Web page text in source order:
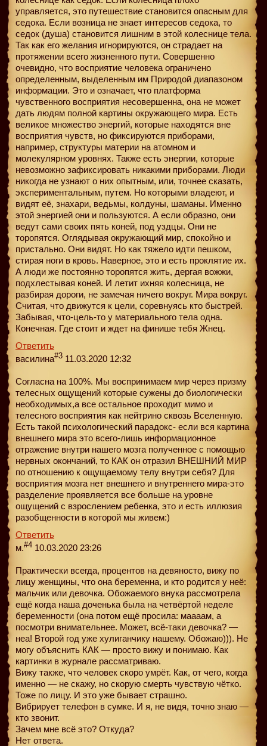
управляется, это путешествие становится опасным для
седока. Если возница не знает интересов седока, то
седок (душа) становится лишним в этой колеснице тела.
Так как его желания игнорируются, он страдает на
протяжении всего жизненного пути. Совершенно
очевидно, что восприятие человека ограничено
определенным, выделенным им Природой диапазоном
информации. Это и означает, что платформа
чувственного восприятия несовершенна, она не может
дать людям полной картины окружающего мира. Есть
великое множество энергий, которые находятся вне
восприятия чувств, но фиксируются приборами,
например, структуры материи на атомном и
молекулярном уровнях. Также есть энергии, которые
невозможно зафиксировать никакими приборами. Люди
никогда не узнают о них опытным, или, точнее сказать,
экспериментальным, путем. Но которыми владеют, и
видят её, знахари, ведьмы, колдуны, шаманы. Именно
этой энергией они и пользуются. А если образно, они
ведут сами своих пять коней, под уздцы. Они не
торопятся. Оглядывая окружающий мир, спокойно и
пристально. Они видят. Но как тяжело идти пешком,
стирая ноги в кровь. Наверное, это и есть проклятие их.
А люди же постоянно торопятся жить, дергая вожжи,
подхлестывая коней. И летит ихняя колесница, не
разбирая дороги, не замечая ничего вокруг. Мира вокруг.
Считая, что движутся к цели, соревнуясь кто быстрей.
Забывая, что-цель-то у материального тела одна.
Конечная. Где стоит и ждет на финише тебя Жнец.
Ответить
василина#3 11.03.2020 12:32
Согласна на 100%. Мы воспринимаем мир через призму
телесных ощущений которые сужены до биологически
необходимых,а все остальное проходит мимо и
телесного восприятия как нейтрино сквозь Вселенную.
Есть такой психологический парадокс- если вся картина
внешнего мира это всего-лишь информационное
отражение внутри нашего мозга полученное с помощью
нервных окончаний, то КАК он отразил ВНЕШНИЙ МИР
по отношению к ощущаемому телу внутри себя? Для
восприятия мозга нет внешнего и внутреннего мира-это
разделение проявляется все больше на уровне
ощущений с взрослением ребенка, это и есть иллюзия
разобщенности в которой мы живем:)
Ответить
м.#4 10.03.2020 23:26
Практически всегда, процентов на девяносто, вижу по
лицу женщины, что она беременна, и кто родится у неё:
мальчик или девочка. Обожаемого внука рассмотрела
ещё когда наша доченька была на четвёртой неделе
беременности (она потом ещё просила: маааам, а
посмотри внимательнее. Может, всё-таки девочка? —
неа! Второй год уже хулиганчику нашему. Обожаю))). Не
могу объяснить КАК — просто вижу и понимаю. Как
картинки в журнале рассматриваю.
Вижу также, что человек скоро умрёт. Как, от чего, когда
именно — не скажу, но скорую смерть чувствую чётко.
Тоже по лицу. И это уже бывает страшно.
Вибрирует телефон в сумке. И я, не видя, точно знаю —
кто звонит.
Зачем мне всё это? Откуда?
Нет ответа.